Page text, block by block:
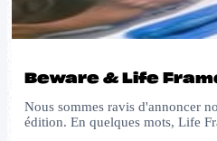
Beware & Life
Nous sommes ravis d'annoncer
édition. En quelques mots, Life